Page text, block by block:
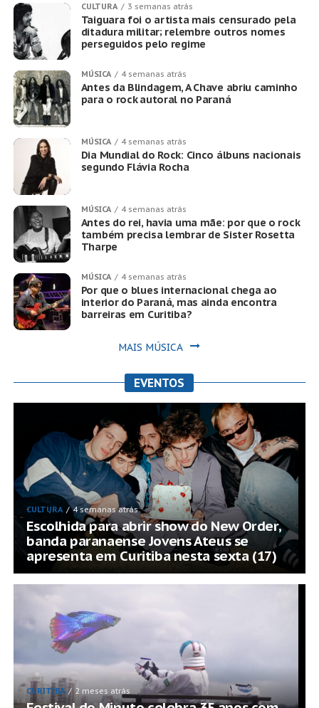
CULTURA 3 semanas atrás
Taiguara foi o artista mais censurado pela
ditadura militar; relembre outros nomes
perseguidos pelo regime
MÚSICA 4 semanas atrás
Antes da Blindagem, A Chave abriu caminho
para o rock autoral no Paraná
MÚSICA 4 semanas atrás
Dia Mundial do Rock: Cinco álbuns nacionais
segundo Flávia Rocha
MÚSICA 4 semanas atrás
Antes do rei, havia uma mãe: por que o rock
também precisa lembrar de Sister Rosetta
Tharpe
MÚSICA 4 semanas atrás
Por que o blues internacional chega ao
interior do Paraná, mas ainda encontra
barreiras em Curitiba?
MAIS MÚSICA
EVENTOS
CULTURA 4 semanas atrás
Escolhida para abrir show do New Order,
banda paranaense Jovens Ateus se
apresenta em Curitiba nesta sexta (17)
CURITIBA 2 meses atrás